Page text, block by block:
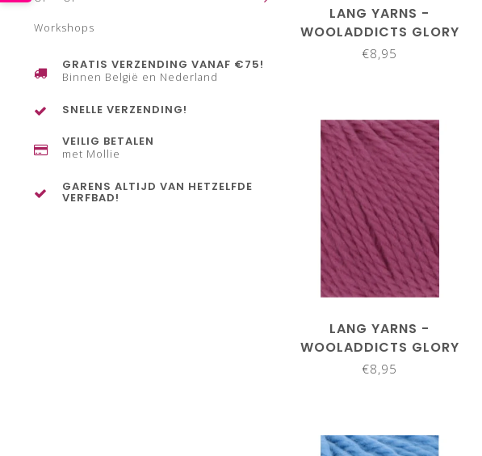
Workshops
GRATIS VERZENDING VANAF €75!
Binnen België en Nederland
SNELLE VERZENDING!
VEILIG BETALEN
met Mollie
GARENS ALTIJD VAN HETZELFDE
VERFBAD!
LANG YARNS -
WOOLADDICTS GLORY
1061.0046
€8,95
LANG YARNS -
WOOLADDICTS GLORY
1061.0065
€8,95